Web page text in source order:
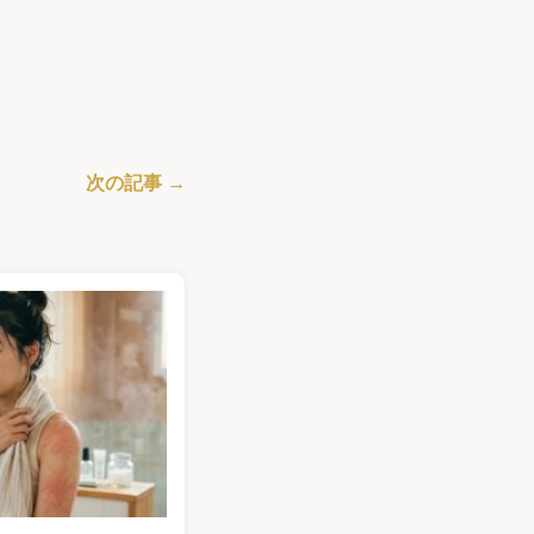
次の記事 →